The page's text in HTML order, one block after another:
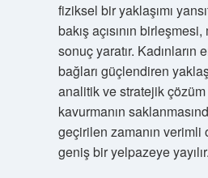
fiziksel bir yaklaşımı
bakış açısının
sonuç yaratır. Kadınların
bağları güçlendiren
analitik ve stratejik
kavurmanın
geçirilen zamanın verimli
geniş bir yelpazeye yayılır.